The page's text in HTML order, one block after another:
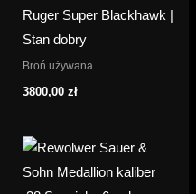
Ruger Super Blackhawk |
Stan dobry
Broń używana
3800,00 zł